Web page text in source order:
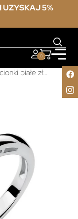
UZYSKAJ 5%
0
Pierścionki białe złoto z rubinem